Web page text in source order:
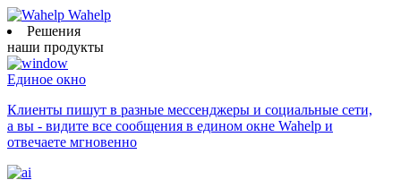
Wahelp
Решения
наши продукты
Единое окно
Клиенты пишут в разные мессенджеры и социальные сети,
а вы - видите все сообщения в едином окне Wahelp и
отвечаете мгновенно